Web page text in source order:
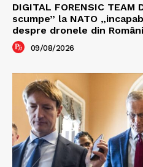
DIGITAL FORENSIC
scumpe” la NATO
despre dronele din
09/08/2026